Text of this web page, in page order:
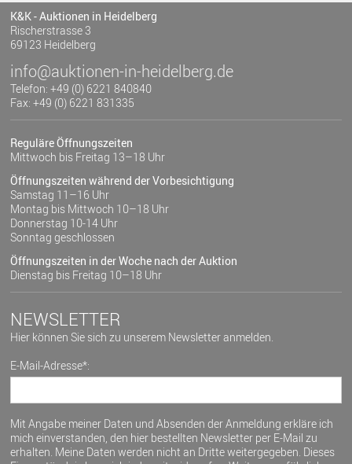
K&K - Auktionen in Heidelberg
Rischerstrasse 3
69123 Heidelberg
info@auktionen-in-heidelberg.de
Telefon: +49 (0) 6221 840840
Fax: +49 (0) 6221 831335
Reguläre Öffnungszeiten
Mittwoch bis Freitag 13–18 Uhr
Öffnungszeiten während der Vorbesichtigung
Samstag 11–16 Uhr
Montag bis Mittwoch 10–18 Uhr
Donnerstag 10-14 Uhr
Sonntag geschlossen
Öffnungszeiten in der Woche nach der Auktion
Dienstag bis Freitag 10–18 Uhr
NEWSLETTER
Hier können Sie sich zu unserem Newsletter anmelden.
E-Mail-Adresse*:
Mit Angabe meiner Daten und Absenden der Anmeldung erkläre ich
mich einverstanden, den hier bestellten Newsletter per E-Mail zu
erhalten. Meine Daten werden nicht an Dritte weitergegeben. Dieses